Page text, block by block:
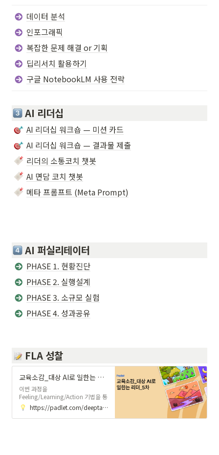
데이터 분석
인포그래픽
복잡한 문제 해결 or 기획
딥리서치 활용하기
구글 NotebookLM 사용 전략
AI 리더십
AI 리더십 워크숍 — 미션 카드
AI 리더십 워크숍 — 결과물 제출
리더의 소통코치 챗봇
AI 면담 코치 챗봇
메타 프롬프트 (Meta Prompt)
AI 퍼실리테이터
PHASE 1. 현황진단
PHASE 2. 실행설계
PHASE 3. 소규모 실험
PHASE 4. 성과공유
FLA 성찰
교육소감_대상 AI로 일한는 리더_0522
이번 과정을
Feeling/Learning/Action 기법을 통
해 리뷰하고 성잘합니다! 오늘 과정을
리마인드 하시면서, 각각의 카테고리
에 1개 이상의 의견을 남겨주세요~
https://padlet.com/deeptactlearning/_-ai-_0522-1rjryku98x4nom3a